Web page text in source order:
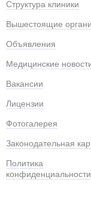
Структура клиники
Вышестоящие
Объявления
Медицинские
Вакансии
Лицензии
Фотогалерея
Законодательная
Политика
конфиденциальности